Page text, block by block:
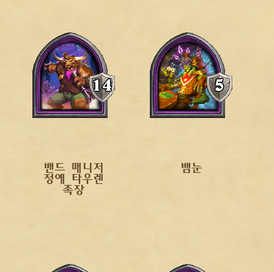
밴드 매니저
정예 타우렌
족장
뱀눈